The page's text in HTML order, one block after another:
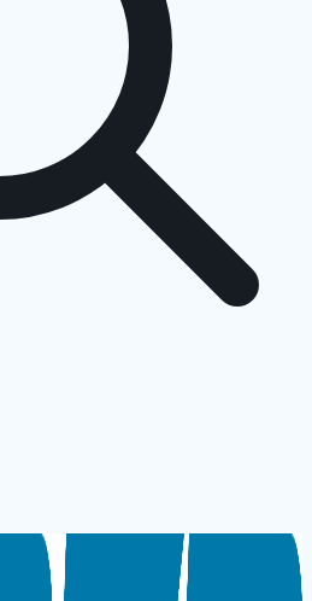
Laminasyon
LAMİNASYON MAKİNESİ